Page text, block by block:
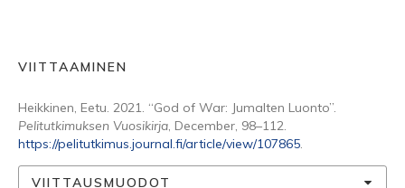
VIITTAAMINEN
Heikkinen, Eetu. 2021. “God of War: Jumalten Luonto”.
Pelitutkimuksen Vuosikirja, December, 98–112.
https://pelitutkimus.journal.fi/article/view/107865.
VIITTAUSMUODOT